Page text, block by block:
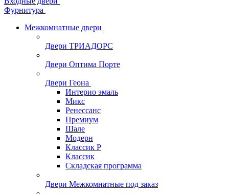
Фурнитура
Межкомнатные двери
Двери ТРИАДОРС
Двери Оптима Порте
Двери Геона
Интерио эмаль
Микс
Ренессанс
Премиум
Шале
Модерн
Классик Р
Классик
Складская программа
Двери Межкомнатные под заказ